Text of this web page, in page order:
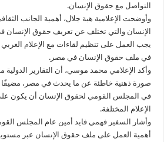
التواصل مع حقوق الإنسان.
وأوضحت الإعلامية هبة جلال، أهمية الجانب
الإنسان والتي تختلف عن تعريف حقوق الإنسان
يجب العمل على تنظيم لقاءات مع الإعلام
في ملف حقوق الإنسان في مصر.
وأكد الإعلامي محمد موسي، أن التقارير
صورة ذهنية خاطئة عن ما يحدث في مصر، مضيفًا
في المجلس القومي لحقوق الإنسان أن يكون
الإعلام المختلفة.
وأشار السفير فهمي فايد أمين عام المجلس
أهمية العمل على ملف حقوق الإنسان عبر